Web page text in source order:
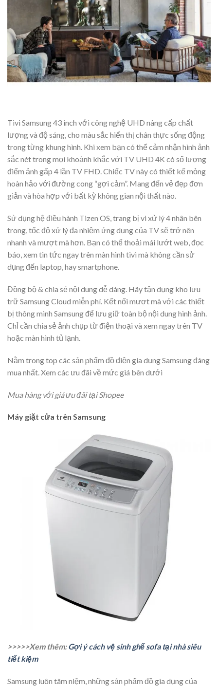
Tivi Samsung 43 inch với công nghệ UHD nâng cấp chất
lượng và độ sáng, cho màu sắc hiển thị chân thực sống động
trong từng khung hình. Khi xem bạn có thể cảm nhận hình ảnh
sắc nét trong mọi khoảnh khắc với TV UHD 4K có số lượng
điểm ảnh gấp 4 lần TV FHD. Chiếc TV này có thiết kế mỏng
hoàn hảo với đường cong “gợi cảm”. Mang đến vẻ đẹp đơn
giản và hòa hợp với bất kỳ không gian nội thất nào.
Sử dụng hệ điều hành Tizen OS, trang bị vi xử lý 4 nhân bên
trong, tốc độ xử lý đa nhiệm ứng dụng của TV sẽ trở nên
nhanh và mượt mà hơn. Bạn có thể thoải mái lướt web, đọc
báo, xem tin tức ngay trên màn hình tivi mà không cần sử
dụng đến laptop, hay smartphone.
Đồng bộ & chia sẻ nội dung dễ dàng. Hãy tận dụng kho lưu
trữ Samsung Cloud miễn phí. Kết nối mượt mà với các thiết
bị thông minh Samsung để lưu giữ toàn bộ nội dung hình ảnh.
Chỉ cần chia sẻ ảnh chụp từ điện thoại và xem ngay trên TV
hoặc màn hình tủ lạnh.
Nằm trong top các sản phẩm đồ điện gia dụng Samsung đáng
mua nhất. Xem các ưu đãi về mức giá bên dưới
Mua hàng với giá ưu đãi tại Shopee
Máy giặt cửa trên Samsung
>>>>>Xem thêm:Gợi ý cách vệ sinh ghế sofa tại nhà siêu
tiết kiệm
Samsung luôn tâm niệm, những sản phẩm đồ gia dụng của